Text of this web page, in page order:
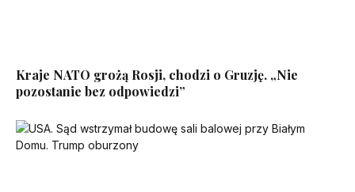
Kraje NATO grożą Rosji, chodzi o Gruzję. „Nie
pozostanie bez odpowiedzi”